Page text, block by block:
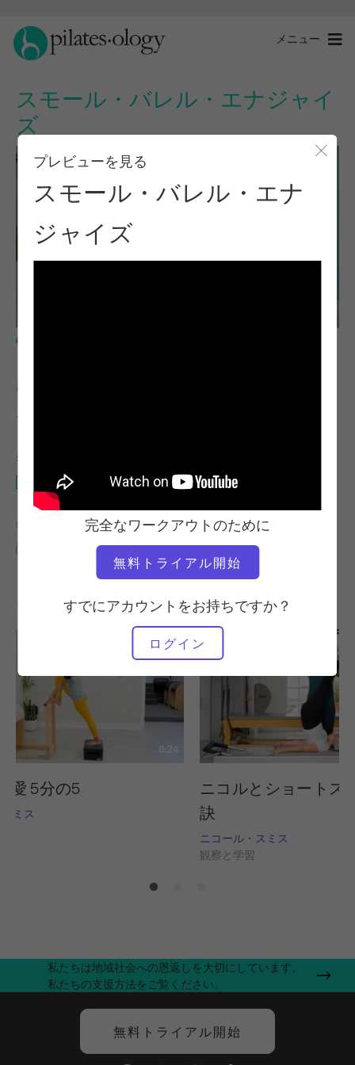
メニュー
スモール・バレル・エナジャイ
ズ
プレビューを見る
スモール・バレル・エナ
ジャイズ
完全なワークアウトのために
無料トライアル開始
すでにアカウントをお持ちですか？
ログイン
教師
ニコール・スミス
必要な機材
小樽
の類似クラスを検索
10～20分 小樽
その他のワークアウト
8:24
愛 5分の5
ミス
ニコルとショートス
訣
ニコール・スミス
観察と学習
私たちは地域社会への恩返しを大切にしています。
私たちの支援方法をご覧ください。
無料トライアル開始